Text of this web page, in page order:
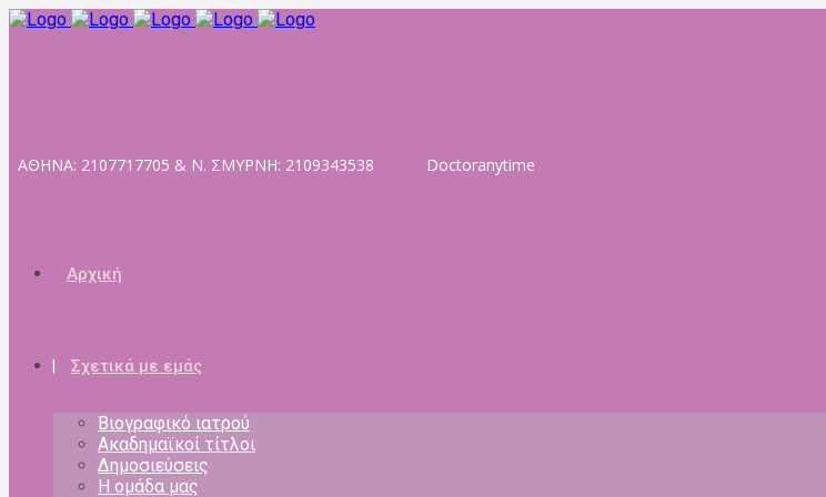
ΑΘΗΝΑ: 2107717705 & Ν. ΣΜΥΡΝΗ: 2109343538 Doctoranytime
Αρχική
Σχετικά με εμάς
Βιογραφικό ιατρού
Ακαδημαϊκοί τίτλοι
Δημοσιεύσεις
Η ομάδα μας